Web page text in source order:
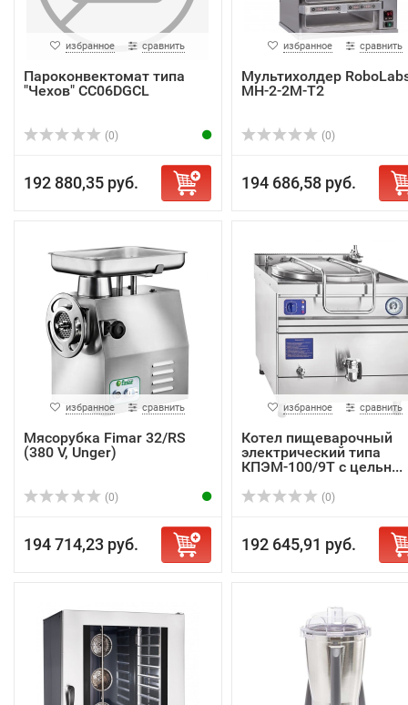
избранное сравнить
Пароконвектомат типа
"Чехов" CC06DGCL
(0)
192 880,35 руб.
избранное сравнить
Мультихолдер
МН-2-2М-T2
(0)
194 686,58 руб.
избранное сравнить
Мясорубка Fimar 32/RS
(380 V, Unger)
(0)
194 714,23 руб.
избранное сравнить
Котел пищеварочный
электрический типа
КПЭМ-100/9Т с цельн...
(0)
192 645,91 руб.